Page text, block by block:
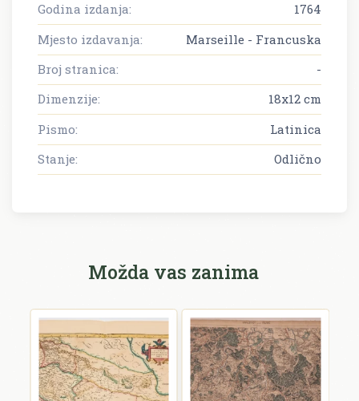
Godina izdanja:
1764
Mjesto izdavanja:
Marseille - Francuska
Broj stranica:
-
Dimenzije:
18x12 cm
Pismo:
Latinica
Stanje:
Odlično
Možda vas zanima